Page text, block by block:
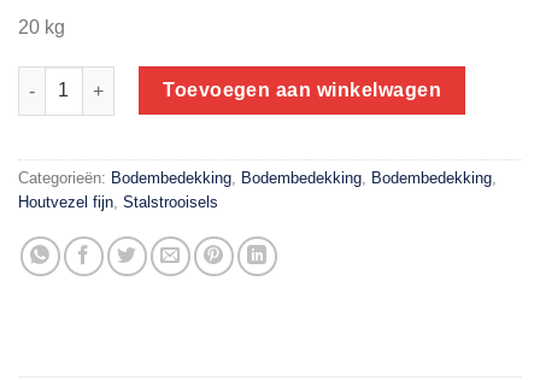
20 kg
Houtvezel fijn losse baal AFHAAL aantal
Toevoegen aan winkelwagen
Categorieën: Bodembedekking, Bodembedekking, Bodembedekking,
Houtvezel fijn, Stalstrooisels